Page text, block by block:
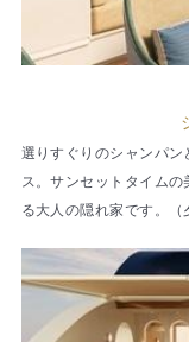
選りすぐりのシャンパン
ス。サンセットタイム
る大人の隠れ家です。（